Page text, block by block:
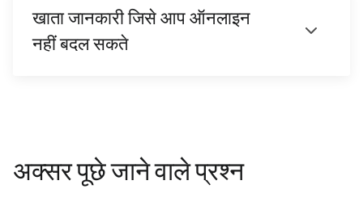
खाता जानकारी जिसे आप ऑनलाइन
नहीं बदल सकते
अक्सर पूछे जाने वाले प्रश्न